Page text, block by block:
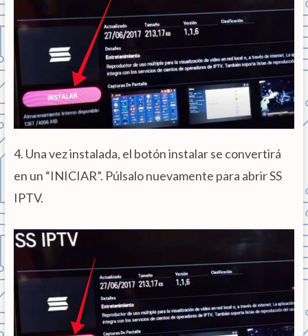
4. Una vez instalada, el botón instalar se convertirá
en un “INICIAR”. Púlsalo nuevamente para abrir SS
IPTV.